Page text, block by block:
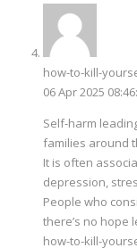
how-to-kill-
06 Apr 2025
Self-harm
families around
It is often
depression,
People who
there’s no hope
how-to-kill-